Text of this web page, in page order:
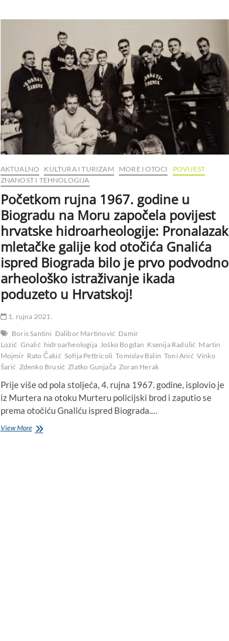
AKTUALNO KULTURA I TURIZAM MORE I OTOCI
POVIJEST
ZNANOST I TEHNOLOGIJA
Početkom rujna 1967. godine u
Biogradu na Moru započela povijest
hrvatske hidroarheologije: Pronalazak
mletačke galije kod otočića Gnalića
ispred Biograda bilo je prvo podvodno
arheološko istraživanje ikada
poduzeto u Hrvatskoj!
1. rujna 2021.
Boris Santini Dalibor Martinović Damir
Lozić Gnalić hidroarheologija Joško Bogdan Ksenija Radulić Martin
Mojmir Rato Čakić Sofija Pettricoli Tomislav Balin Toni Anić Vinko
Šarić Zdenko Brusić Zlatko Gunjača Zoran Herak
Prije više od pola stoljeća, 4. rujna 1967. godine, isplovio je
iz Murtera na otoku Murteru policijski brod i zaputio se
prema otočiću Gnaliću ispred Biograda.…
View MorePočetkom